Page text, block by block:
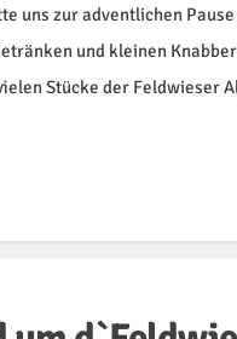
uns zur adventlichen
und kleinen
Stücke der Feldwieser